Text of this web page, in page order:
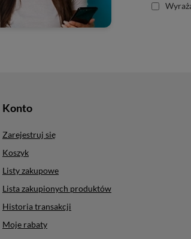
Konto
Zarejestruj się
Koszyk
Listy zakupowe
Lista zakupionych produktów
Historia transakcji
Moje rabaty